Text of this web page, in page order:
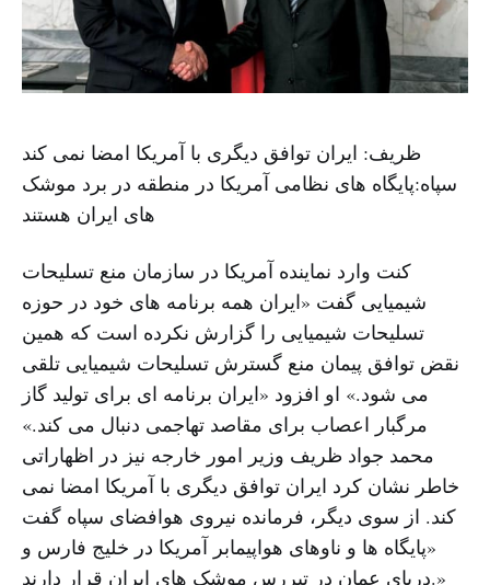
ظریف: ایران توافق دیگری با آمریکا امضا نمی کند
سپاه:‌پایگاه های نظامی آمریکا در منطقه در برد موشک
های ایران هستند
کنت وارد نماینده آمریکا در سازمان منع تسلیحات
شیمیایی گفت «ایران همه برنامه های خود در حوزه
تسلیحات شیمیایی را گزارش نکرده است که همین
نقض توافق پیمان منع گسترش تسلیحات شیمیایی تلقی
می شود.» او افزود «ایران برنامه ای برای تولید گاز
مرگبار اعصاب برای مقاصد تهاجمی دنبال می کند.»
محمد جواد ظریف وزیر امور خارجه نیز در اظهاراتی
خاطر نشان کرد ایران توافق دیگری با آمریکا امضا نمی
کند. از سوی دیگر، فرمانده نیروی هوافضای سپاه گفت
«پایگاه ها و ناوهای هواپیمابر آمریکا در خلیج فارس و
دریای عمان در تیررس موشک های ایران قرار دارند.»